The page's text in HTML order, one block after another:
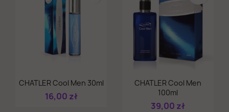
Szybki podgląd
CHATLER Cool Men 30ml
16,00 zł
Szybki podgląd
CHATLER Cool Men
100ml
39,00 zł